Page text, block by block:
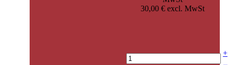
30,00 € excl. MwSt
+